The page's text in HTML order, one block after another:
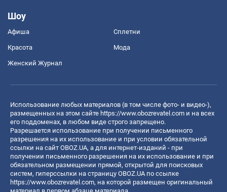
Шоу
Афиша Сплетни
Красота Мода
Женский Журнал
Использование любых материалов (в том числе фото- и видео-),
размещенных на этом сайте https://www.obozrevatel.com и на всех
его поддоменах, в любом виде строго запрещено.
Разрешается использование при получении письменного
разрешения на их использование и при условии обязательной
ссылки на сайт OBOZ.UA, а для интернет-изданий - при
получении письменного разрешения на их использование и при
обязательном размещении прямой, открытой для поисковых
систем, гиперссылки на страницу OBOZ.UA по ссылке
https://www.obozrevatel.com, на которой размещен оригинальный